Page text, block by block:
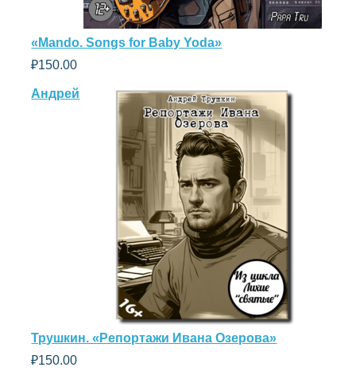
«Mando. Songs for Baby Yoda»
₽150.00
Андрей
Трушкин. «Репортажи Ивана Озерова»
₽150.00